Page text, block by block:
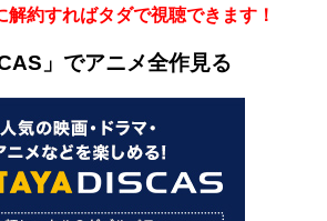
約すればタダで視聴できます！
」でアニメ全作見る